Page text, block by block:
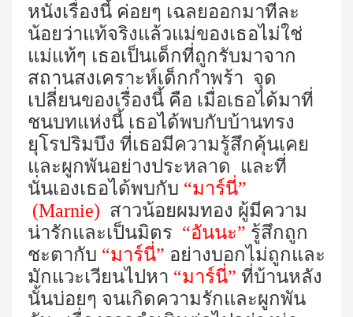
หนังเรื่องนี้ ค่อยๆ เฉลยออกมาทีละ
น้อยว่าแท้จริงแล้วแม่ของเธอไม่ใช่
แม่แท้ๆ เธอเป็นเด็กที่ถูกรับมาจาก
สถานสงเคราะห์เด็กกำพร้า จุด
เปลี่ยนของเรื่องนี้ คือ เมื่อเธอได้มาที่
ชนบทแห่งนี้ เธอได้พบกับบ้านทรง
ยุโรปริมบึง ที่เธอมีความรู้สึกคุ้นเคย
และผูกพันอย่างประหลาด และที่
นั่นเองเธอได้พบกับ “มาร์นี่”
(Marnie) สาวน้อยผมทอง ผู้มีความ
น่ารักและเป็นมิตร “อันนะ” รู้สึกถูก
ชะตากับ “มาร์นี่” อย่างบอกไม่ถูกและ
มักแวะเวียนไปหา “มาร์นี่” ที่บ้านหลัง
นั้นบ่อยๆ จนเกิดความรักและผูกพัน